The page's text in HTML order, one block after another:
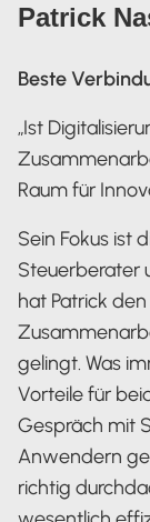
Patrick
Beste
„Ist
Raum für
Sein Fokus ist
Steuerberater
hat Patrick
gelingt. Was
Vorteile für
Gespräch mit
Anwendern
richtig